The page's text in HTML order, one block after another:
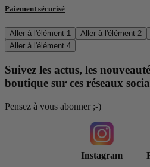
Paiement sécurisé
Aller à l'élément 1 Aller à l'élément 2
Aller à l'élément 4
Suivez les actus, les
boutique sur ces réseaux
Pensez à vous abonner ;-)
Instagram